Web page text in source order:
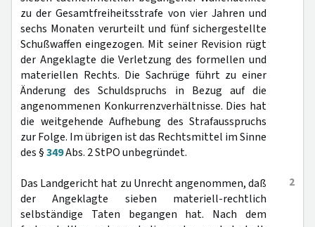
zu der Gesamtfreiheitsstrafe von vier Jahren und
sechs Monaten verurteilt und fünf sichergestellte
Schußwaffen eingezogen. Mit seiner Revision rügt
der Angeklagte die Verletzung des formellen und
materiellen Rechts. Die Sachrüge führt zu einer
Änderung des Schuldspruchs in Bezug auf die
angenommenen Konkurrenzverhältnisse. Dies hat
die weitgehende Aufhebung des Strafausspruchs
zur Folge. Im übrigen ist das Rechtsmittel im Sinne
des §349Abs. 2 StPO unbegründet.
2
Das Landgericht hat zu Unrecht angenommen, daß
der Angeklagte sieben materiell-rechtlich
selbständige Taten begangen hat. Nach dem